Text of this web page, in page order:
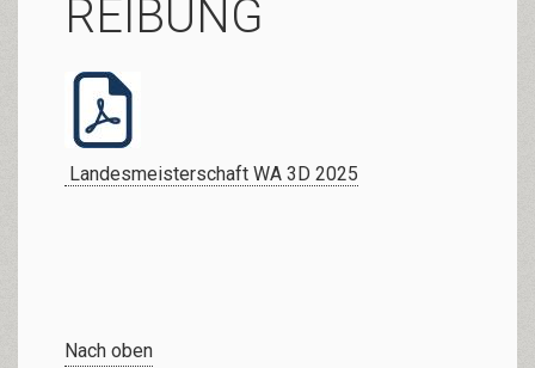
REIBUNG
Landesmeisterschaft WA 3D 2025
Nach oben